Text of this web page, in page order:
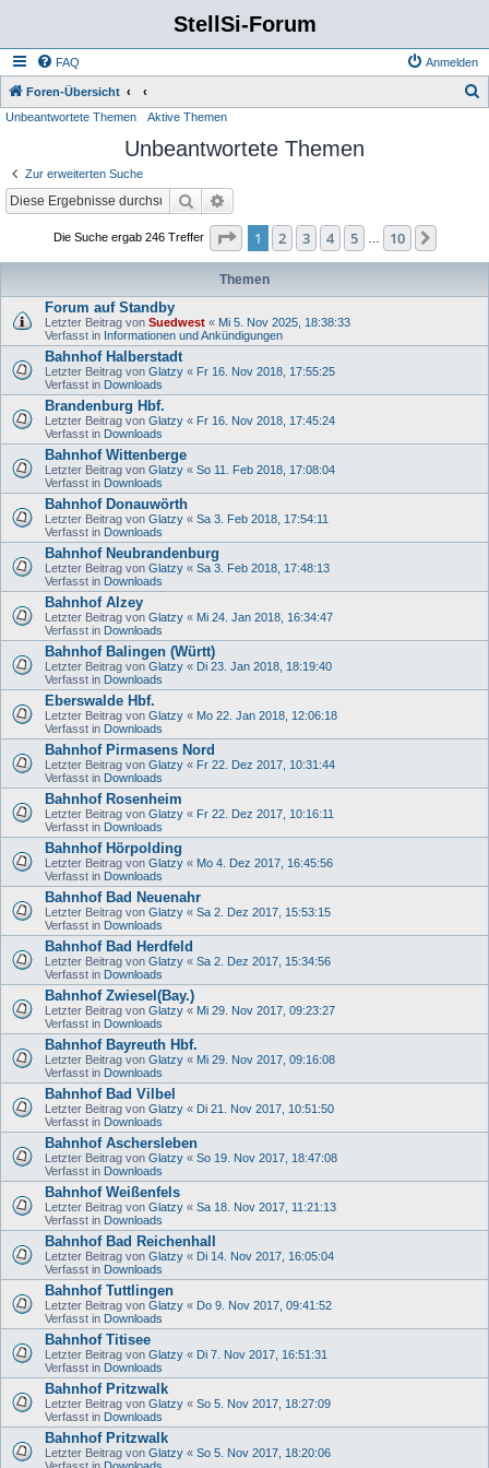
StellSi-Forum
FAQ Anmelden
Foren-Übersicht
Unbeantwortete Themen Aktive Themen
Unbeantwortete Themen
Zur erweiterten Suche
Suche
Die Suche ergab 246 Treffer Seite 1von 10
1 2 3 4 5 10
Themen
Forum auf Standby
Letzter Beitrag von Suedwest « Mi 5. Nov 2025, 18:38:33
Verfasst in Informationen und Ankündigungen
Bahnhof Halberstadt
Letzter Beitrag von Glatzy « Fr 16. Nov 2018, 17:55:25
Verfasst in Downloads
Brandenburg Hbf.
Letzter Beitrag von Glatzy « Fr 16. Nov 2018, 17:45:24
Verfasst in Downloads
Bahnhof Wittenberge
Letzter Beitrag von Glatzy « So 11. Feb 2018, 17:08:04
Verfasst in Downloads
Bahnhof Donauwörth
Letzter Beitrag von Glatzy « Sa 3. Feb 2018, 17:54:11
Verfasst in Downloads
Bahnhof Neubrandenburg
Letzter Beitrag von Glatzy « Sa 3. Feb 2018, 17:48:13
Verfasst in Downloads
Bahnhof Alzey
Letzter Beitrag von Glatzy « Mi 24. Jan 2018, 16:34:47
Verfasst in Downloads
Bahnhof Balingen (Württ)
Letzter Beitrag von Glatzy « Di 23. Jan 2018, 18:19:40
Verfasst in Downloads
Eberswalde Hbf.
Letzter Beitrag von Glatzy « Mo 22. Jan 2018, 12:06:18
Verfasst in Downloads
Bahnhof Pirmasens Nord
Letzter Beitrag von Glatzy « Fr 22. Dez 2017, 10:31:44
Verfasst in Downloads
Bahnhof Rosenheim
Letzter Beitrag von Glatzy « Fr 22. Dez 2017, 10:16:11
Verfasst in Downloads
Bahnhof Hörpolding
Letzter Beitrag von Glatzy « Mo 4. Dez 2017, 16:45:56
Verfasst in Downloads
Bahnhof Bad Neuenahr
Letzter Beitrag von Glatzy « Sa 2. Dez 2017, 15:53:15
Verfasst in Downloads
Bahnhof Bad Herdfeld
Letzter Beitrag von Glatzy « Sa 2. Dez 2017, 15:34:56
Verfasst in Downloads
Bahnhof Zwiesel(Bay.)
Letzter Beitrag von Glatzy « Mi 29. Nov 2017, 09:23:27
Verfasst in Downloads
Bahnhof Bayreuth Hbf.
Letzter Beitrag von Glatzy « Mi 29. Nov 2017, 09:16:08
Verfasst in Downloads
Bahnhof Bad Vilbel
Letzter Beitrag von Glatzy « Di 21. Nov 2017, 10:51:50
Verfasst in Downloads
Bahnhof Aschersleben
Letzter Beitrag von Glatzy « So 19. Nov 2017, 18:47:08
Verfasst in Downloads
Bahnhof Weißenfels
Letzter Beitrag von Glatzy « Sa 18. Nov 2017, 11:21:13
Verfasst in Downloads
Bahnhof Bad Reichenhall
Letzter Beitrag von Glatzy « Di 14. Nov 2017, 16:05:04
Verfasst in Downloads
Bahnhof Tuttlingen
Letzter Beitrag von Glatzy « Do 9. Nov 2017, 09:41:52
Verfasst in Downloads
Bahnhof Titisee
Letzter Beitrag von Glatzy « Di 7. Nov 2017, 16:51:31
Verfasst in Downloads
Bahnhof Pritzwalk
Letzter Beitrag von Glatzy « So 5. Nov 2017, 18:27:09
Verfasst in Downloads
Bahnhof Pritzwalk
Letzter Beitrag von Glatzy « So 5. Nov 2017, 18:20:06
Verfasst in Downloads